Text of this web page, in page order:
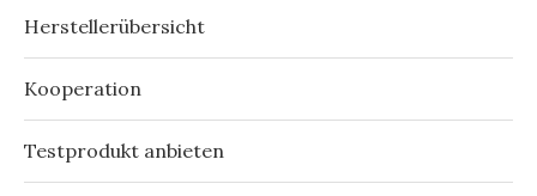
Herstellerübersicht
Kooperation
Testprodukt anbieten